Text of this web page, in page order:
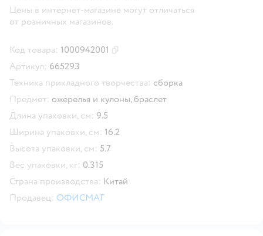
Цены в интернет-магазине могут отличаться
от розничных магазинов.
Код товара: 1000942001
Артикул: 665293
Техника прикладного творчества: сборка
Предмет: ожерелья и кулоны,браслет
Длина упаковки, см: 9.5
Ширина упаковки, см: 16.2
Высота упаковки, см: 5.7
Вес упаковки, кг: 0.315
Страна производства: Китай
Продавец: ОФИСМАГ